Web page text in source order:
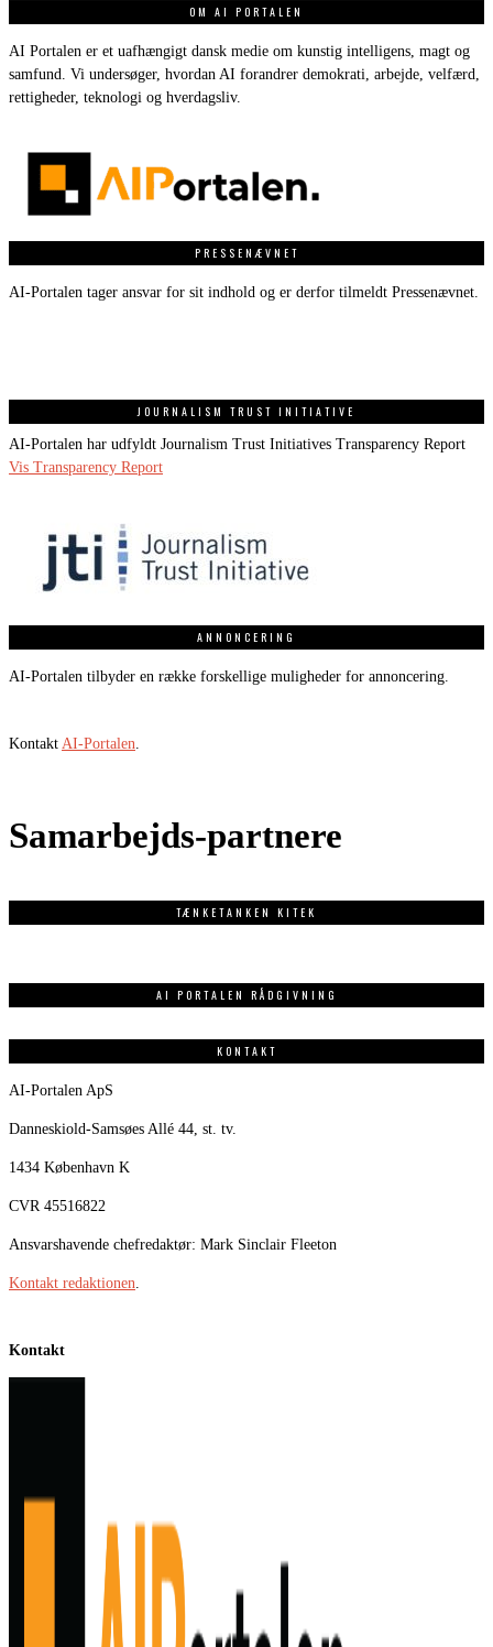
OM AI PORTALEN
AI Portalen er et uafhængigt dansk medie om kunstig intelligens, magt og
samfund. Vi undersøger, hvordan AI forandrer demokrati, arbejde, velfærd,
rettigheder, teknologi og hverdagsliv.
PRESSENÆVNET
AI-Portalen tager ansvar for sit indhold og er derfor tilmeldt Pressenævnet.
JOURNALISM TRUST INITIATIVE
AI-Portalen har udfyldt Journalism Trust Initiatives Transparency Report
Vis Transparency Report
ANNONCERING
AI-Portalen tilbyder en række forskellige muligheder for annoncering.
Kontakt AI-Portalen.
Samarbejds-partnere
TÆNKETANKEN KITEK
AI PORTALEN RÅDGIVNING
KONTAKT
AI-Portalen ApS
Danneskiold-Samsøes Allé 44, st. tv.
1434 København K
CVR 45516822
Ansvarshavende chefredaktør: Mark Sinclair Fleeton
Kontakt redaktionen.
Kontakt